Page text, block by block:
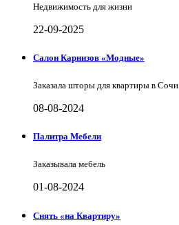
Недвижимость для жизни
22-09-2025
Салон Карнизов «Модные»
Заказала шторы для квартиры в Сочи
08-08-2024
Палитра Мебели
Заказывала мебель
01-08-2024
Снять «на Квартиру»